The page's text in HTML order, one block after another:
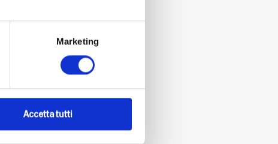
Marketing
Accetta tutti